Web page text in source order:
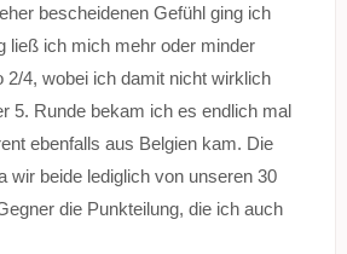
bescheidenen Gefühl ging ich
ließ ich mich mehr oder minder
2/4, wobei ich damit nicht wirklich
5. Runde bekam ich es endlich mal
ebenfalls aus Belgien kam. Die
wir beide lediglich von unseren 30
die Punkteilung, die ich auch